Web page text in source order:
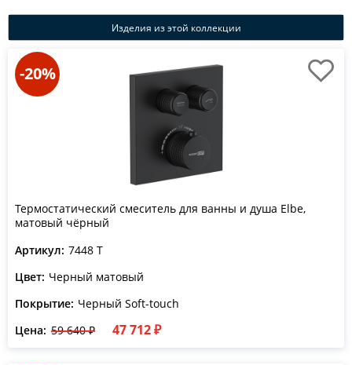
Изделия из этой коллекции
-20%
Термостатический смеситель для ванны и душа Elbe,
матовый чёрный
Артикул: 7448 T
Цвет: Черный матовый
Покрытие: Черный Soft-touch
Цена: 59 640 ₽ 47 712 ₽